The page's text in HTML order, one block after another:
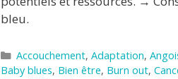
bleu.
Catégories
Accouchement, Adaptation,
Baby blues, Bien être, Burn out,